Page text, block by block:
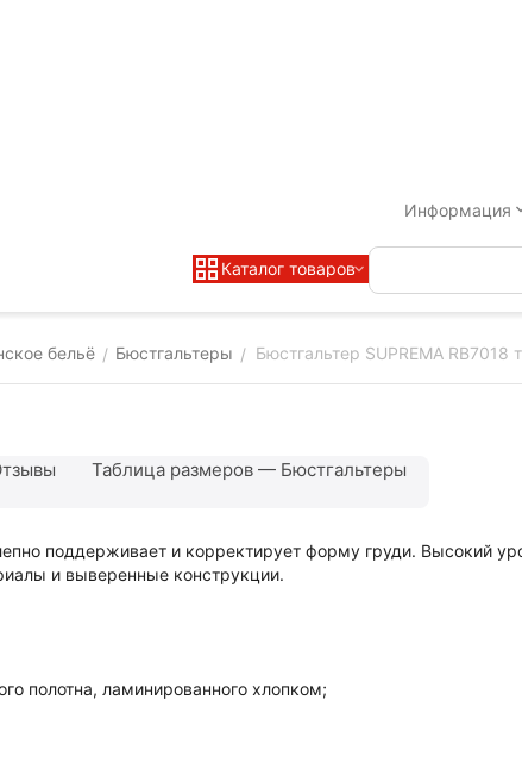
Информация
Каталог товаров
бельё / Бюстгальтеры / Бюстгальтер SUPREMA RB7018
Таблица размеров — Бюстгальтеры
поддерживает и корректирует форму груди. Высокий
и выверенные конструкции.
полотна, ламинированного хлопком;